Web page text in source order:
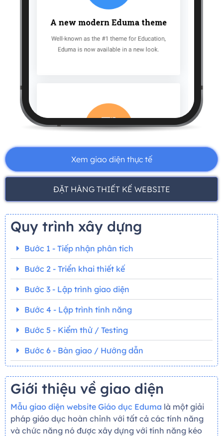
Xem giao diện thực tế
ĐẶT HÀNG THIẾT KẾ WEBSITE
Quy trình xây dựng
Bước 1 - Tiếp nhận phân tích
Bước 2 - Triển khai thiết kế
Bước 3 - Lập trình giao diện
Bước 4 - Lập trình tính năng
Bước 5 - Kiểm thử / Testing
Bước 6 - Bàn giao / Hướng dẫn
Giới thiệu về giao diện
Mẫu giao diện website Giáo dục Eduma là một giải
pháp giáo dục hoàn chỉnh với tất cả các tính năng
và chức năng nó được xây dựng với tính năng kéo